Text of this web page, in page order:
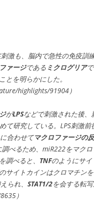
激も、脳内で急性の免疫訓
ァージである ミクログリアで
とを明らかにした。
highlights/91904）
がLPSなどで刺激された後
て研究している。LPS刺激前
合わせてマクロファージの
べるため、miR222をマク
調べると、 TNFのようにサ
サイトカインはクロマチン
られ、 STAT1/2を会する転
）